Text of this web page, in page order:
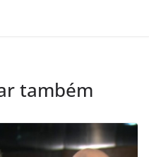
também